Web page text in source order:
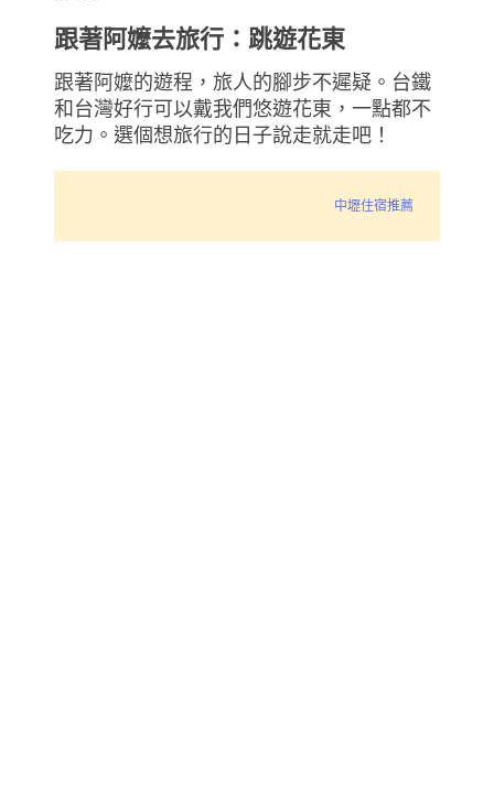
跟著阿嬤去旅行：跳遊花東
跟著阿嬤的遊程，旅人的腳步不遲疑。台鐵
和台灣好行可以戴我們悠遊花東，一點都不
吃力。選個想旅行的日子說走就走吧！
中壢住宿推薦